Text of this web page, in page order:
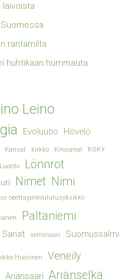
laivoista
rantamilta
huhtikaan hummauta
Leino
Evoluutio
Hövelö
Kansat kirkko Kirosanat KOKY
Luonto Lönnrot
Nimet Nimi
opettajankoulutusyksikkö
Paltaniemi
Sanat seminaari Suomussalmi
Huovinen Veneily
Ärjänsaari Ärjänselkä